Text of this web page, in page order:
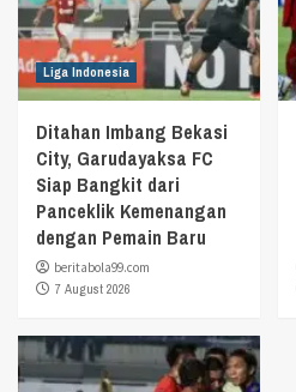
Liga Indonesia
Ditahan Imbang Bekasi
City, Garudayaksa FC
Siap Bangkit dari
Panceklik Kemenangan
dengan Pemain Baru
beritabola99.com
7 August 2026